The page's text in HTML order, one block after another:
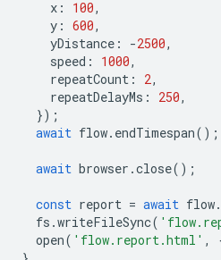
x: 100
y: 600
yDistance: -2500
speed: 1000
repeatCount:
repeatDelayMs: 250
await flow.endTimespan
await browser.close
const report = await
fs.writeFileSync(
open(